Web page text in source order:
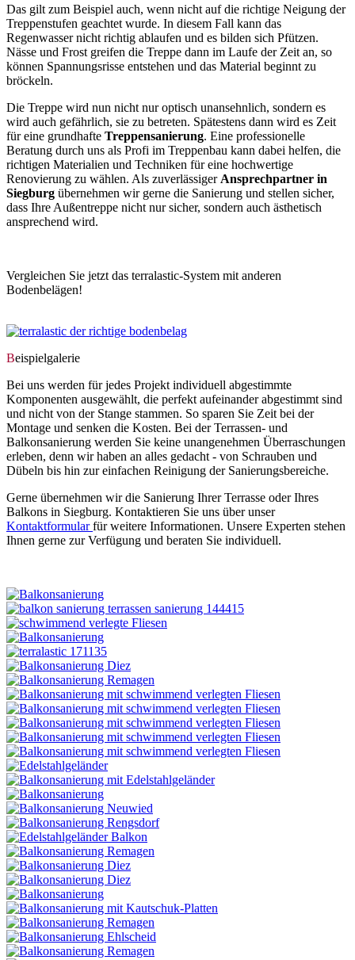
Das gilt zum Beispiel auch, wenn nicht auf die richtige Neigung der
Treppenstufen geachtet wurde. In diesem Fall kann das
Regenwasser nicht richtig ablaufen und es bilden sich Pfützen.
Nässe und Frost greifen die Treppe dann im Laufe der Zeit an, so
können Spannungsrisse entstehen und das Material beginnt zu
bröckeln.
Die Treppe wird nun nicht nur optisch unansehnlich, sondern es
wird auch gefährlich, sie zu betreten. Spätestens dann wird es Zeit
für eine grundhafte Treppensanierung. Eine professionelle
Beratung durch uns als Profi im Treppenbau kann dabei helfen, die
richtigen Materialien und Techniken für eine hochwertige
Renovierung zu wählen. Als zuverlässiger Ansprechpartner in
Siegburg übernehmen wir gerne die Sanierung und stellen sicher,
dass Ihre Außentreppe nicht nur sicher, sondern auch ästhetisch
ansprechend wird.
Vergleichen Sie jetzt das terralastic-System mit anderen
Bodenbelägen!
Beispielgalerie
Bei uns werden für jedes Projekt individuell abgestimmte
Komponenten ausgewählt, die perfekt aufeinander abgestimmt sind
und nicht von der Stange stammen. So sparen Sie Zeit bei der
Montage und senken die Kosten. Bei der Terrassen- und
Balkonsanierung werden Sie keine unangenehmen Überraschungen
erleben, denn wir haben an alles gedacht - von Schrauben und
Dübeln bis hin zur einfachen Reinigung der Sanierungsbereiche.
Gerne übernehmen wir die Sanierung Ihrer Terrasse oder Ihres
Balkons in Siegburg. Kontaktieren Sie uns über unser
Kontaktformularfür weitere Informationen. Unsere Experten stehen
Ihnen gerne zur Verfügung und beraten Sie individuell.